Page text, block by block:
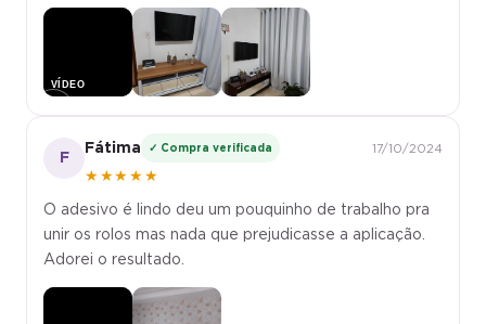
▶
F
Fátima ✓ Compra verificada
★★★★★
17/10/2024
O adesivo é lindo deu um pouquinho de trabalho pra
unir os rolos mas nada que prejudicasse a aplicação.
Adorei o resultado.